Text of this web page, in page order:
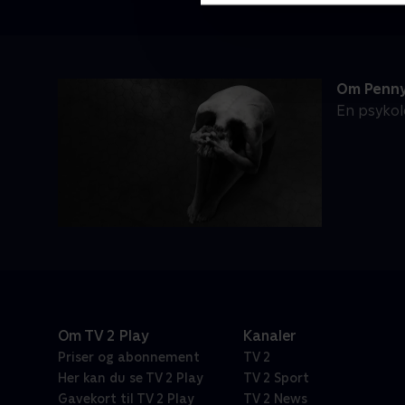
Om
En
Om TV 2 Play
Priser og abonnement
Her kan du se TV 2 Play
Gavekort til TV 2 Play
Kanaler
TV 2
TV 2 Sport
TV 2 News